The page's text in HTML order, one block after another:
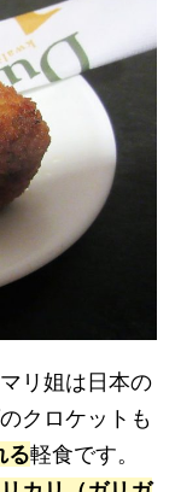
リ姐は日本の
クロケットも
る軽食です。